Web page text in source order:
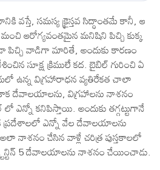
సమస్య క్రైస్తవ సిద్ధాంతమే కానీ, ఆ
ఆరోగ్యవంతమైన మనిషిని పిచ్చి కుక్క
పిచ్చి వాడిగా మారితే, అందుకు కారణం
సూక్ష క్రిములే కద. బైబిల్ గురించి ఏ
ఉన్న విగ్రహారాధన వ్యతిరేకత చాలా
కాక దేవాలయాలను, విగ్రహాలను నాశనం
కనిపిస్తాయి. అందుకు తగ్గట్టుగానే
ప్రదేశాలలో ఎన్నో వేల దేవాలయాలను
నాశనం చేసిన వాళ్లే చరిత్ర పుస్తకాలలో
5 దేవాలయాలను నాశనం చేయించాడు.